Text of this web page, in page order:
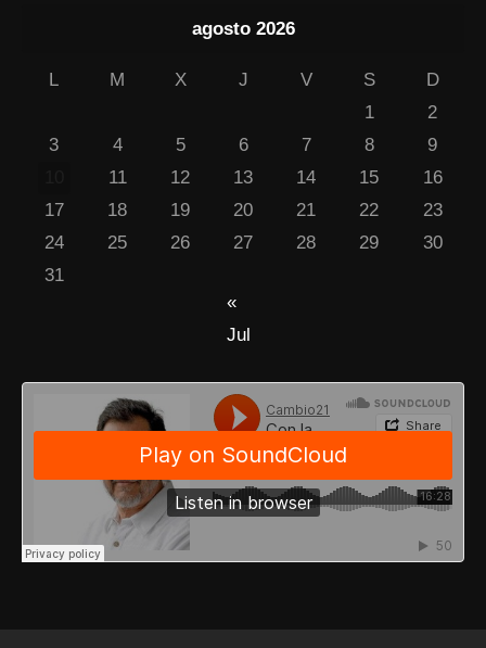
agosto 2026
L M X J V S
D
1
2
3
4 5 6 7 8
9
11 12 13 14 15
16
17
18 19 20 21 22
23
24
25 26 27 28 29
30
31
«
Jul